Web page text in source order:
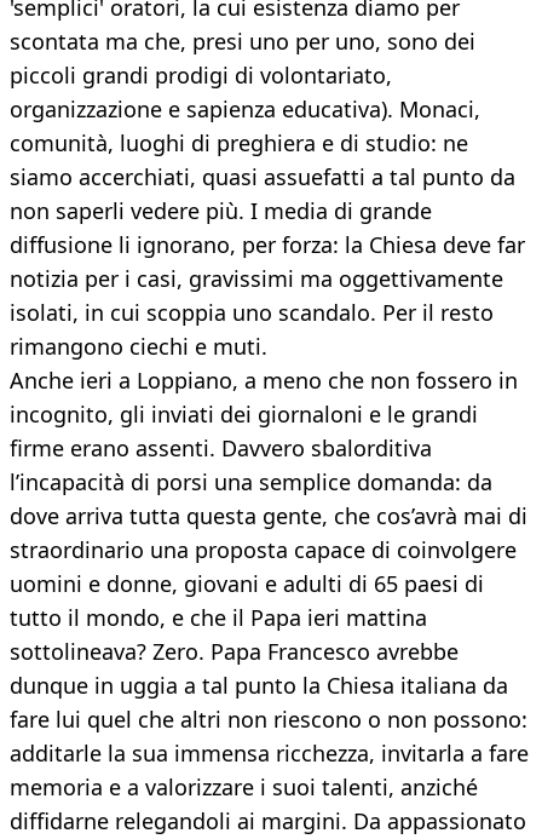
'semplici' oratori, la cui esistenza diamo per
scontata ma che, presi uno per uno, sono dei
piccoli grandi prodigi di volontariato,
organizzazione e sapienza educativa). Monaci,
comunità, luoghi di preghiera e di studio: ne
siamo accerchiati, quasi assuefatti a tal punto da
non saperli vedere più. I media di grande
diffusione li ignorano, per forza: la Chiesa deve far
notizia per i casi, gravissimi ma oggettivamente
isolati, in cui scoppia uno scandalo. Per il resto
rimangono ciechi e muti.
Anche ieri a Loppiano, a meno che non fossero in
incognito, gli inviati dei giornaloni e le grandi
firme erano assenti. Davvero sbalorditiva
l’incapacità di porsi una semplice domanda: da
dove arriva tutta questa gente, che cos’avrà mai di
straordinario una proposta capace di coinvolgere
uomini e donne, giovani e adulti di 65 paesi di
tutto il mondo, e che il Papa ieri mattina
sottolineava? Zero. Papa Francesco avrebbe
dunque in uggia a tal punto la Chiesa italiana da
fare lui quel che altri non riescono o non possono:
additarle la sua immensa ricchezza, invitarla a fare
memoria e a valorizzare i suoi talenti, anziché
diffidarne relegandoli ai margini. Da appassionato